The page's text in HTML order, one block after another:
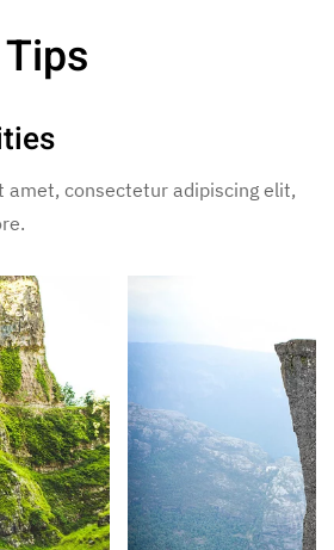
amet, consectetur adipiscing elit,